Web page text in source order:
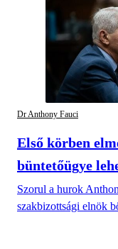
Dr Anthony Fauci
Első körben
büntetőügye
Szorul a hurok
szakbizottsági elnök